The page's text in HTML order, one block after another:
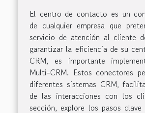
El centro de contacto es un
de cualquier empresa que
servicio de atención al cliente
garantizar la eficiencia de su
CRM, es importante
Multi-CRM. Estos conectores
diferentes sistemas CRM,
de las interacciones con los
sección, explore los pasos clave